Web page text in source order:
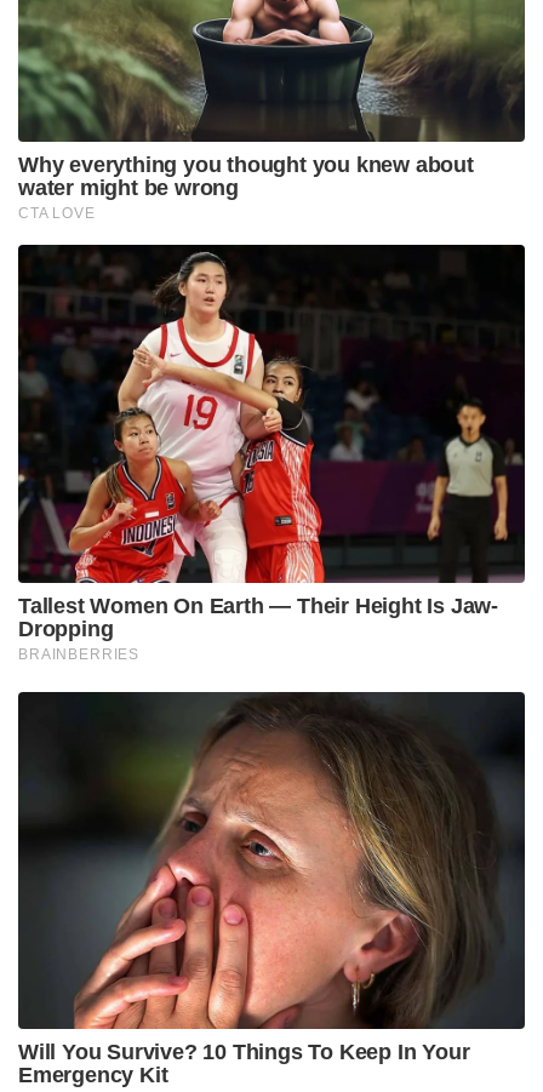
Why everything you thought you knew about
water might be wrong
CTA LOVE
Tallest Women On Earth — Their Height Is Jaw-
Dropping
BRAINBERRIES
Will You Survive? 10 Things To Keep In Your
Emergency Kit